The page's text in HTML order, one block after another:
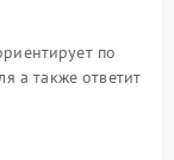
по
а также ответит